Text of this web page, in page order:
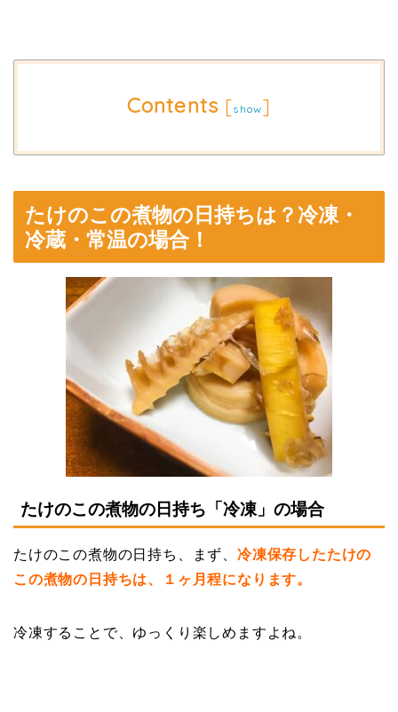
Contents [show]
たけのこの煮物の日持ちは？冷凍・
冷蔵・常温の場合！
たけのこの煮物の日持ち「冷凍」の場合
たけのこの煮物の日持ち、まず、 冷凍保存したたけの
この煮物の日持ちは、１ヶ月程になります。
冷凍することで、ゆっくり楽しめますよね。